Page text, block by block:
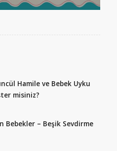
Hamile ve Bebek Uyku
misiniz?
Bebekler – Beşik Sevdirme